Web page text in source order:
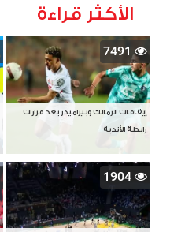
الأكثر قراءة
7491
إيقافات الزمالك وبيراميدز بعد قرارات
رابطة الأندية
1904